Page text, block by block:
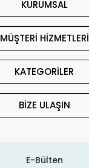
KURUMSAL
MÜŞTERİ HİZMETLERİ
KATEGORİLER
BİZE ULAŞIN
E-Bülten